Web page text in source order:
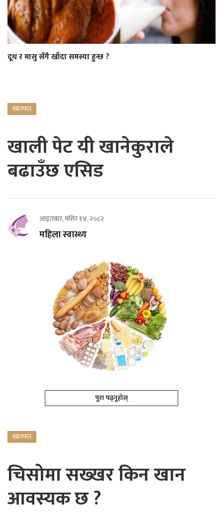
दूध र मासु सँगै खाँदा समस्या हुन्छ ?
खानपान
खाली पेट यी खानेकुराले
बढाउँछ एसिड
आइतबार, मंसिर १४, २०८२
महिला स्वास्थ्य
पूरा पढ्नूहोस्
खानपान
चिसोमा सख्खर किन खान
आवस्यक छ ?